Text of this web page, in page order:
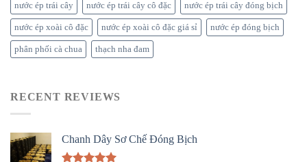
nước ép trái cây nước ép trái cây cô đặc nước ép trái cây đóng bịch
nước ép xoài cô đặc nước ép xoài cô đặc giá sỉ nước ép đóng bịch
phân phối cà chua thạch nha đam
RECENT REVIEWS
Chanh Dây Sơ Chế Đóng Bịch